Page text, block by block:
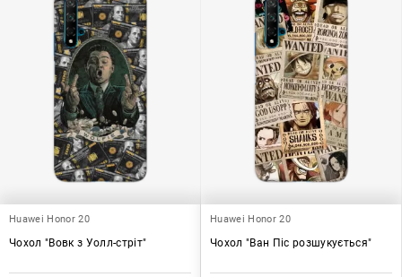
Huawei Honor 20
Чохол "Вовк з Уолл-стріт"
Huawei Honor 20
Чохол "Ван Піс розшукується"